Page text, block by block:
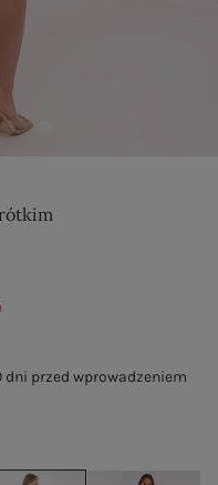
przed wprowadzeniem